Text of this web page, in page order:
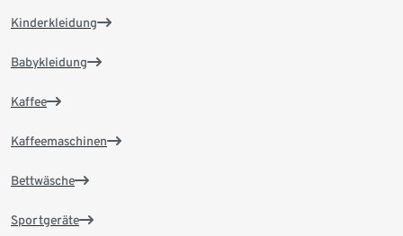
Kinderkleidung
Babykleidung
Kaffee
Kaffeemaschinen
Bettwäsche
Sportgeräte